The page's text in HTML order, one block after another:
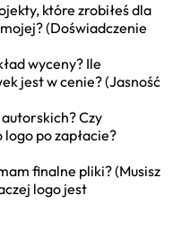
które zrobiłeś dla
(Doświadczenie
wyceny? Ile
jest w cenie? (Jasność
Czy
po zapłacie?
finalne pliki? (Musisz
logo jest